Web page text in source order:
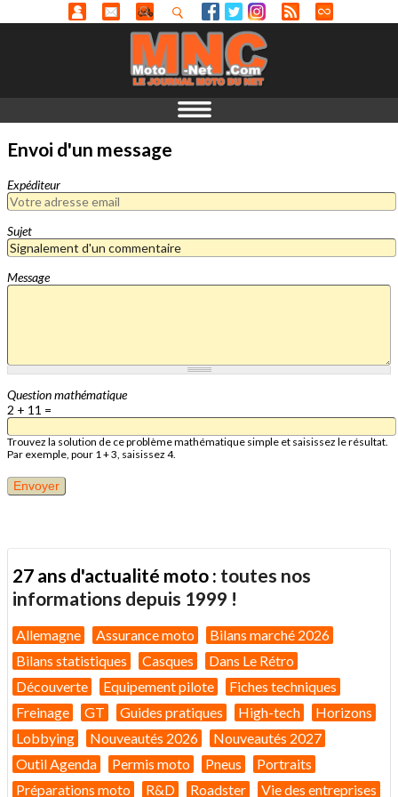
Envoi d'un message
Expéditeur
Sujet
Message
Question mathématique
2 + 11 =
Trouvez la solution de ce problème mathématique simple et saisissez le résultat.
Par exemple, pour 1 + 3, saisissez 4.
27 ans d'actualité moto : toutes nos
informations depuis 1999 !
Allemagne Assurance moto
Bilans marché 2026
Bilans statistiques
Casques
Dans Le Rétro
Découverte
Equipement pilote
Fiches techniques
Freinage
GT Guides pratiques High-tech
Horizons
Lobbying
Nouveautés 2026
Nouveautés 2027
Outil Agenda
Permis moto Pneus
Portraits
Préparations moto
R&D Roadster Vie des entreprises